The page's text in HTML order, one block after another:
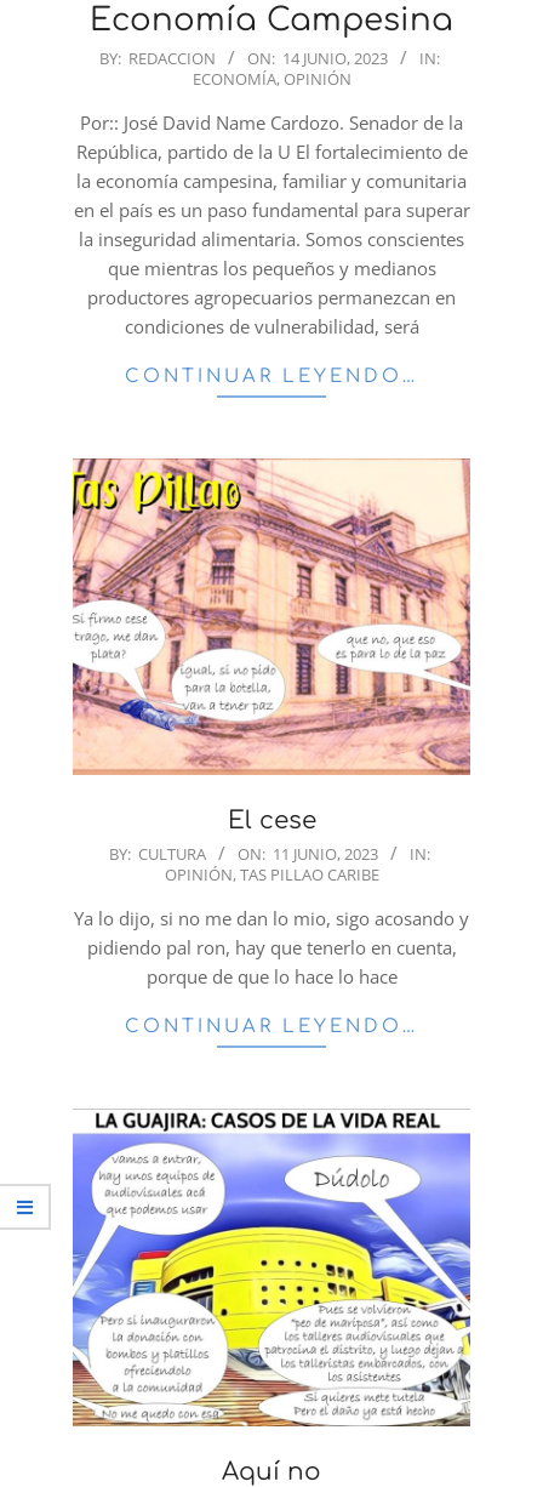
Economía Campesina
2023-
14
BY: REDACCION ON: 14 JUNIO, 2023
IN:
ECONOMÍA, OPINIÓN
Por:: José David Name Cardozo. Senador de la
República, partido de la U El fortalecimiento de
la economía campesina, familiar y comunitaria
en el país es un paso fundamental para superar
la inseguridad alimentaria. Somos conscientes
que mientras los pequeños y medianos
productores agropecuarios permanezcan en
condiciones de vulnerabilidad, será
CONTINUAR LEYENDO…
El cese
2023-
11
BY: CULTURA ON: 11 JUNIO, 2023
IN:
OPINIÓN,TAS PILLAO CARIBE
Ya lo dijo, si no me dan lo mio, sigo acosando y
pidiendo pal ron, hay que tenerlo en cuenta,
porque de que lo hace lo hace
CONTINUAR LEYENDO…
Aquí no